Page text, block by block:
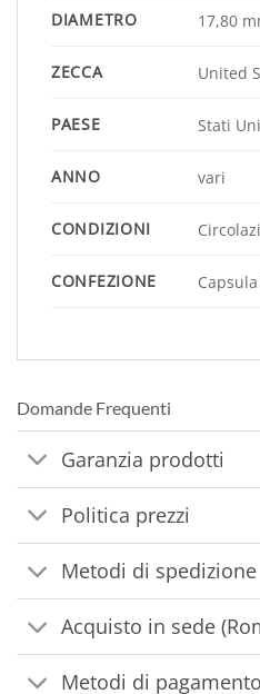
DIAMETRO 17,80
ZECCA United
PAESE Stati
ANNO vari
CONDIZIONI
CONFEZIONE
Domande Frequenti
Garanzia prodotti
Politica prezzi
Metodi di spedizione
Acquisto in sede
Metodi di pagamento